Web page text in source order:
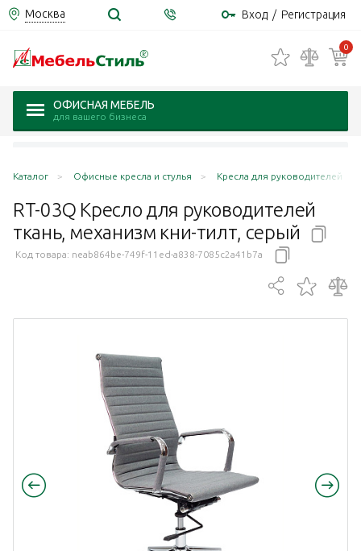
Москва Вход / Регистрация
0
ОФИСНАЯ МЕБЕЛЬ
для вашего бизнеса
Каталог Офисные кресла и стулья Кресла для руководителей
RT-03Q Кресло для руководителей
ткань, механизм кни-тилт, серый
Код товара: neab864be-749f-11ed-a838-7085c2a41b7a